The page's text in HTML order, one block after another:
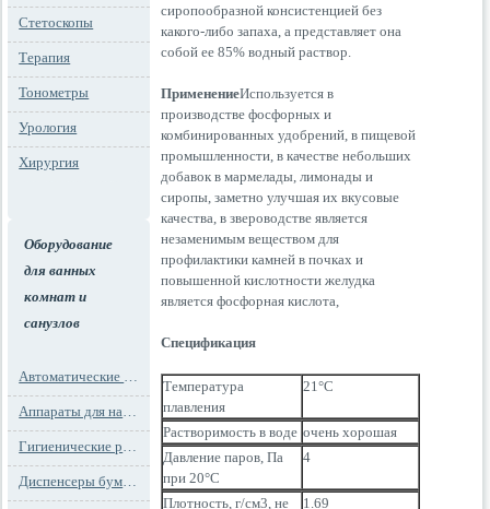
Стетоскопы
Терапия
Тонометры
Урология
Хирургия
Оборудование
для ванных
комнат и
санузлов
Автоматические освежители воздуха
Аппараты для надевания бахил
Гигиенические расходные материалы
Диспенсеры бумажных полотенец
сиропообразной консистенцией без
какого-либо запаха, а представляет она
собой ее 85% водный раствор.
ПрименениеИспользуется в
производстве фосфорных и
комбинированных удобрений, в пищевой
промышленности, в качестве небольших
добавок в мармелады, лимонады и
сиропы, заметно улучшая их вкусовые
качества, в звероводстве является
незаменимым веществом для
профилактики камней в почках и
повышенной кислотности желудка
является фосфорная кислота,
Спецификация
Температура
плавления
21°C
Растворимость в воде очень хорошая
Давление паров, Па
при 20°C
4
Плотность, г/см3, не
1.69